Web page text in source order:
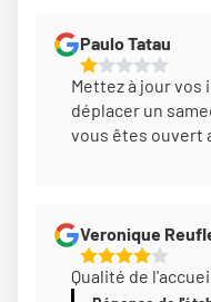
Paulo Tatau
1
Étoiles
Sur
5
Mettez à jour vos
déplacer un
vous êtes ouvert
Veronique
4
Étoiles
Qualité de